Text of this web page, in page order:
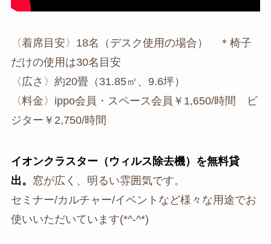
〈着席目安〉18名（デスク使用の場合） ＊椅子
だけの使用は30名目安
〈広さ〉約20畳（31.85㎡、9.6坪）
〈料金〉ippo会員・スペース会員￥1,650/時間 ビ
ジター￥2,750/時間
イオンクラスター（ウィルス除去機）を無料貸
出。 窓が広く、明るい雰囲気です。
セミナー/カルチャー/イベントなど様々な用途でお
使いいただいています(*^-^*)